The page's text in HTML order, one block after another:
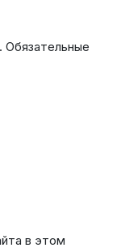
Обязательные
в этом